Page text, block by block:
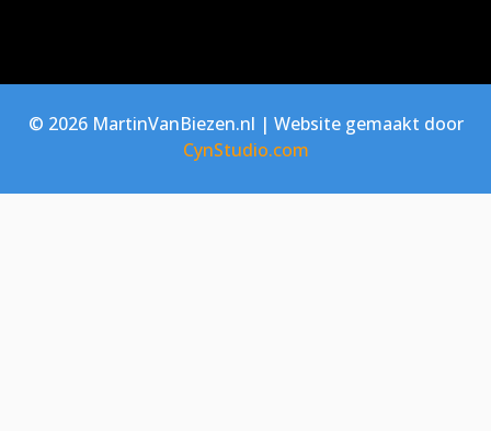
© 2026 MartinVanBiezen.nl | Website gemaakt door
CynStudio.com